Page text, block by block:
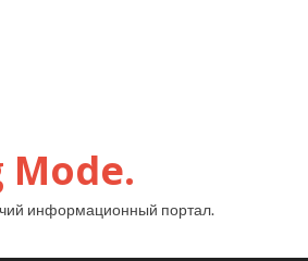
Mode.
информационный портал.